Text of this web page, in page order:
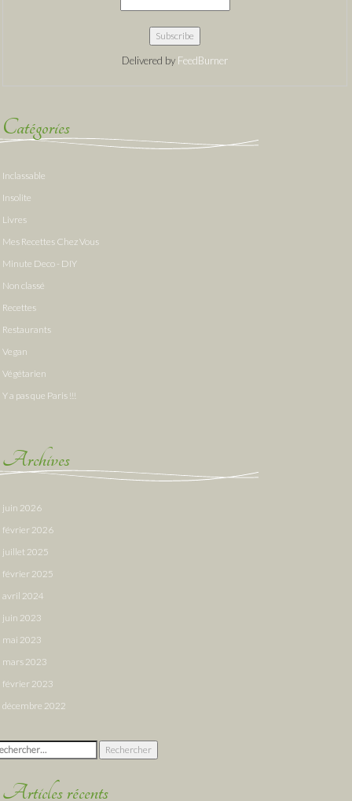
Delivered by FeedBurner
Catégories
Inclassable
Insolite
Livres
Mes Recettes Chez Vous
Minute Deco - DIY
Non classé
Recettes
Restaurants
Vegan
Végétarien
Y a pas que Paris !!!
Archives
juin 2026
février 2026
juillet 2025
février 2025
avril 2024
juin 2023
mai 2023
mars 2023
février 2023
décembre 2022
:
Articles récents